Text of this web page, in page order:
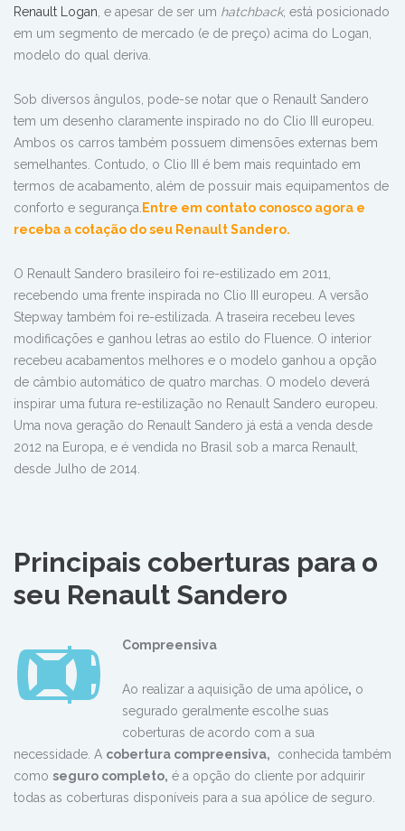
Renault Logan , e apesar de ser um hatchback, está posicionado
em um segmento de mercado (e de preço) acima do Logan,
modelo do qual deriva.
Sob diversos ângulos, pode-se notar que o Renault Sandero
tem um desenho claramente inspirado no do Clio III europeu.
Ambos os carros também possuem dimensões externas bem
semelhantes. Contudo, o Clio III é bem mais requintado em
termos de acabamento, além de possuir mais equipamentos de
conforto e segurança. Entre em contato conosco agora e
receba a cotação do seu Renault Sandero.
O Renault Sandero brasileiro foi re-estilizado em 2011,
recebendo uma frente inspirada no Clio III europeu. A versão
Stepway também foi re-estilizada. A traseira recebeu leves
modificações e ganhou letras ao estilo do Fluence. O interior
recebeu acabamentos melhores e o modelo ganhou a opção
de câmbio automático de quatro marchas. O modelo deverá
inspirar uma futura re-estilização no Renault Sandero europeu.
Uma nova geração do Renault Sandero já está a venda desde
2012 na Europa, e é vendida no Brasil sob a marca Renault,
desde Julho de 2014.
Principais coberturas para o
seu Renault Sandero
Compreensiva
Ao realizar a aquisição de uma apólice, o
segurado geralmente escolhe suas
coberturas de acordo com a sua
necessidade. A cobertura compreensiva, conhecida também
como seguro completo, é a opção do cliente por adquirir
todas as coberturas disponíveis para a sua apólice de seguro.